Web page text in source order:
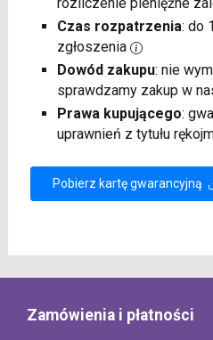
Czas rozpatrzenia: do
zgłoszenia
Dowód zakupu: nie
sprawdzamy zakup w
Prawa kupującego:
uprawnień z tytułu
Pobierz kartę gwarancyjną
Zamówienia i płatności